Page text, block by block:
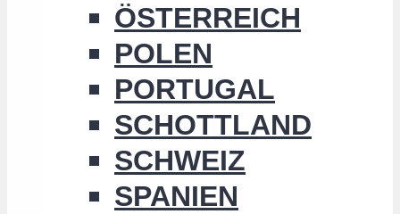
ÖSTERREICH
POLEN
PORTUGAL
SCHOTTLAND
SCHWEIZ
SPANIEN